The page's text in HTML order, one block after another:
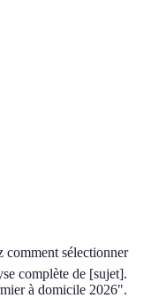
sélectionner
complète de [sujet].
à domicile 2026".